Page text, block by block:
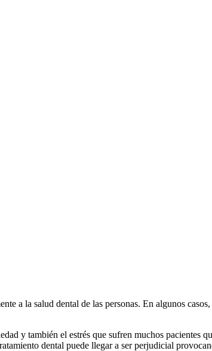
a la salud dental de las personas. En algunos
y también el estrés que sufren muchos pacientes
dental puede llegar a ser perjudicial